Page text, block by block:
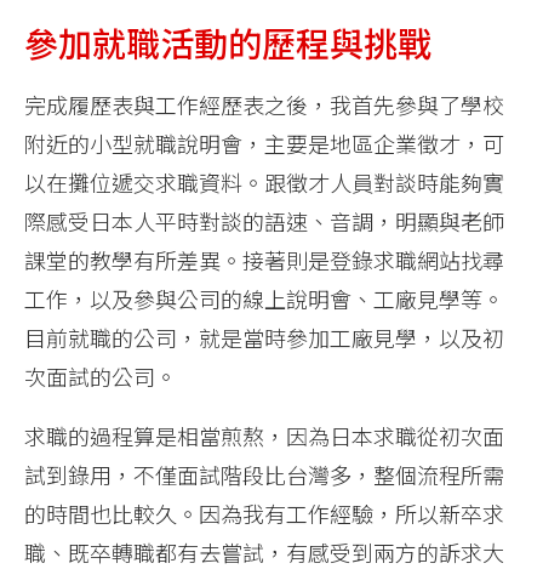
參加就職活動的歷程與挑戰
完成履歷表與工作經歷表之後，我首先參與了學校
附近的小型就職說明會，主要是地區企業徵才，可
以在攤位遞交求職資料。跟徵才人員對談時能夠實
際感受日本人平時對談的語速、音調，明顯與老師
課堂的教學有所差異。接著則是登錄求職網站找尋
工作，以及參與公司的線上說明會、工廠見學等。
目前就職的公司，就是當時參加工廠見學，以及初
次面試的公司。
求職的過程算是相當煎熬，因為日本求職從初次面
試到錄用，不僅面試階段比台灣多，整個流程所需
的時間也比較久。因為我有工作經驗，所以新卒求
職、既卒轉職都有去嘗試，有感受到兩方的訴求大